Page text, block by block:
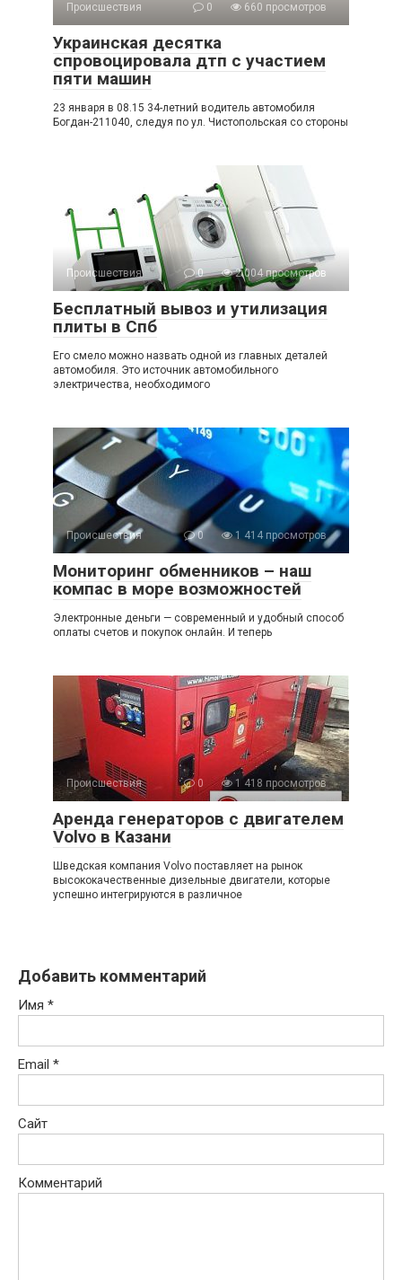
Происшествия 0 660 просмотров
Украинская десятка
спровоцировала дтп с участием
пяти машин
23 января в 08.15 34-летний водитель автомобиля
Богдан-211040, следуя по ул. Чистопольская со стороны
Происшествия 0 2 004 просмотров
Бесплатный вывоз и утилизация
плиты в Спб
Его смело можно назвать одной из главных деталей
автомобиля. Это источник автомобильного
электричества, необходимого
Происшествия 0 1 414 просмотров
Мониторинг обменников – наш
компас в море возможностей
Электронные деньги — современный и удобный способ
оплаты счетов и покупок онлайн. И теперь
Происшествия 0 1 418 просмотров
Аренда генераторов с двигателем
Volvo в Казани
Шведская компания Volvo поставляет на рынок
высококачественные дизельные двигатели, которые
успешно интегрируются в различное
Добавить комментарий
Имя *
Email *
Сайт
Комментарий